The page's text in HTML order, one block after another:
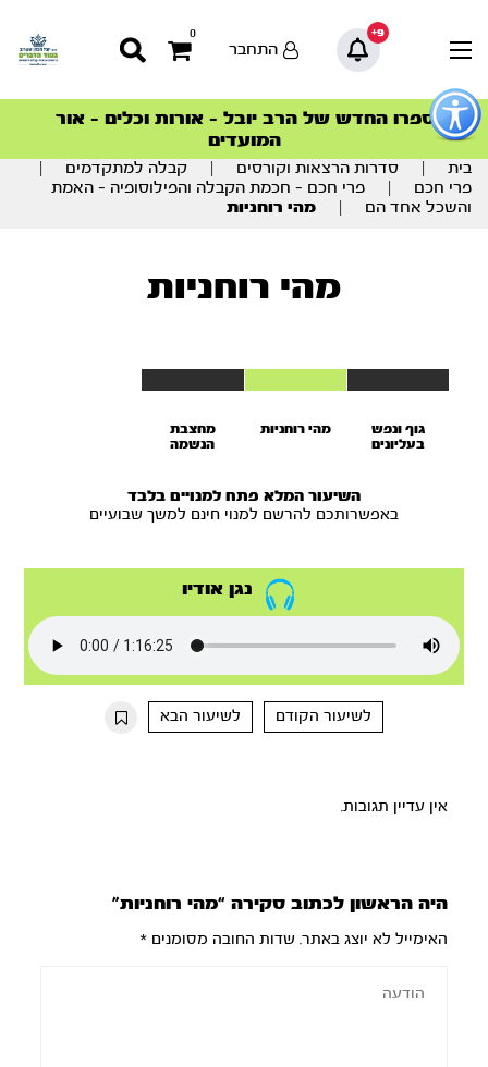
כפתור
לפתיחת
תפריט
9+
0
התחבר
סדרות הפודקאסטים
הסדרה המובילה החודש – דרך המלך
ספרו החדש של הרב יובל – אורות וכלים – אור
המועדים
הצטרפו למהפכת הבריאות הטבעית >
סדרות הפודקאסטים
הסדרה המובילה החודש – דרך המלך
תוכן
מרכזי
בית סדרות הרצאות וקורסים קבלה למתקדמים
פרי חכם
פרי חכם – חכמת הקבלה והפילוסופיה – האמת
והשכל אחד הם
מהי רוחניות
מהי רוחניות
גוף ונפש
בעליונים
מהי רוחניות
מחצבת
הנשמה
השיעור המלא פתח למנויים בלבד
באפשרותכם להרשם למנוי חינם למשך שבועיים
נגן אודיו
לשיעור הקודם לשיעור הבא
אין עדיין תגובות.
היה הראשון לכתוב סקירה “מהי רוחניות”
האימייל לא יוצג באתר. שדות החובה מסומנים*